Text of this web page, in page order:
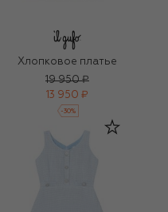
Хлопковое платье
19 950 ₽
13 950 ₽
-30%